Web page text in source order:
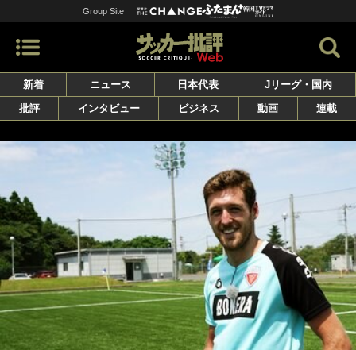
Group Site
新着 ニュース 日本代表
Jリーグ・国内
批評
インタビュー ビジネス 動画 連載